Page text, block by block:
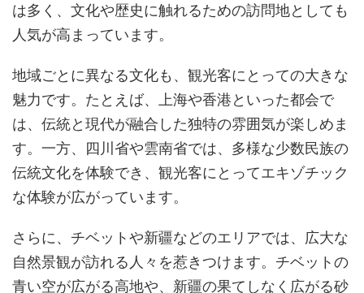
は多く、文化や歴史に触れるための訪問地としても
人気が高まっています。
地域ごとに異なる文化も、観光客にとっての大きな
魅力です。たとえば、上海や香港といった都会で
は、伝統と現代が融合した独特の雰囲気が楽しめま
す。一方、四川省や雲南省では、多様な少数民族の
伝統文化を体験でき、観光客にとってエキゾチック
な体験が広がっています。
さらに、チベットや新疆などのエリアでは、広大な
自然景観が訪れる人々を惹きつけます。チベットの
青い空が広がる高地や、新疆の果てしなく広がる砂